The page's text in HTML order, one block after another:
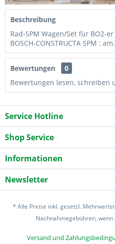
Beschreibung
Rad-SPM Wagen/Set für BO2-
BOSCH-CONSTRUCTA SPM :
Bewertungen
0
Bewertungen lesen, schreiben
Service Hotline
Shop Service
Informationen
Newsletter
* Alle Preise inkl. gesetzl.
Nachnahmegebühren,
Versand und